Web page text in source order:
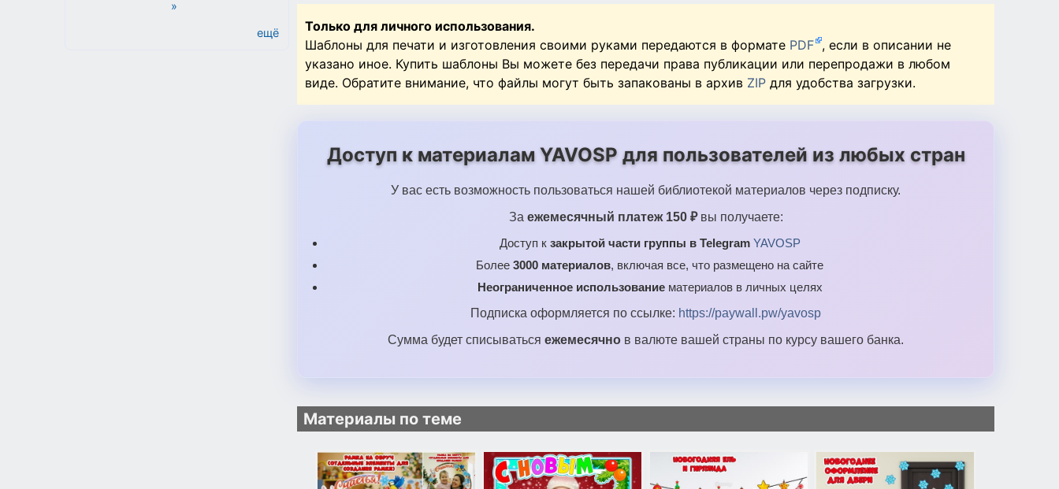
»α«ºαáτ¡δÑ/9Σ.png
Только для личного использования.
Шаблоны для печати и изготовления своими руками передаются в формате PDF , если в описании не
указано иное. Купить шаблоны Вы можете без передачи права публикации или перепродажи в любом
виде. Обратите внимание, что файлы могут быть запакованы в архив ZIP для удобства загрузки.
Доступ к материалам YAVOSP для пользователей из любых стран
У вас есть возможность пользоваться нашей библиотекой материалов через подписку.
За ежемесячный платеж 150 ₽вы получаете:
Доступ к закрытой части группы в Telegram YAVOSP
Более 3000 материалов, включая все, что размещено на сайте
Неограниченное использованиематериалов в личных целях
Подписка оформляется по ссылке: https://paywall.pw/yavosp
Сумма будет списываться ежемесячно в валюте вашей страны по курсу вашего банка.
Материалы по теме
»
ещё